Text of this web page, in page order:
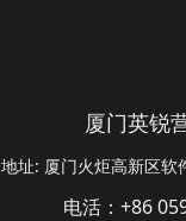
厦门英锐
地址: 厦门火炬高新区软
电活：+86